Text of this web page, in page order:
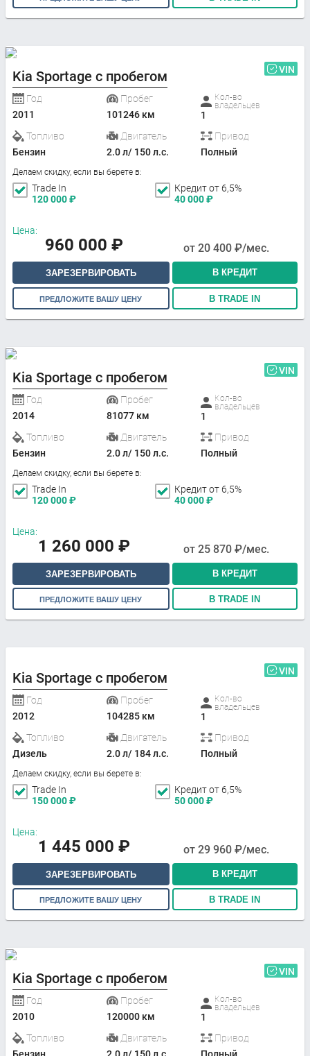
Kia Sportage с пробегом VIN
Год
2011
Пробег
101246 км
Кол-во
владельцев
1
Топливо
Бензин
Двигатель
2.0 л/ 150 л.с.
Привод
Полный
Делаем скидку, если вы берете в:
Trade In
120 000₽
Кредит от 6,5%
40 000₽
Цена:
960 000 ₽ от 20 400 ₽/мес.
ЗАРЕЗЕРВИРОВАТЬ В КРЕДИТ
ПРЕДЛОЖИТЕ ВАШУ ЦЕНУ В TRADE IN
Kia Sportage с пробегом VIN
Год
2014
Пробег
81077 км
Кол-во
владельцев
1
Топливо
Бензин
Двигатель
2.0 л/ 150 л.с.
Привод
Полный
Делаем скидку, если вы берете в:
Trade In
120 000₽
Кредит от 6,5%
40 000₽
Цена:
1 260 000 ₽ от 25 870 ₽/мес.
ЗАРЕЗЕРВИРОВАТЬ В КРЕДИТ
ПРЕДЛОЖИТЕ ВАШУ ЦЕНУ В TRADE IN
Kia Sportage с пробегом VIN
Год
2012
Пробег
104285 км
Кол-во
владельцев
1
Топливо
Дизель
Двигатель
2.0 л/ 184 л.с.
Привод
Полный
Делаем скидку, если вы берете в:
Trade In
150 000₽
Кредит от 6,5%
50 000₽
Цена:
1 445 000 ₽ от 29 960 ₽/мес.
ЗАРЕЗЕРВИРОВАТЬ В КРЕДИТ
ПРЕДЛОЖИТЕ ВАШУ ЦЕНУ В TRADE IN
Kia Sportage с пробегом VIN
Год
2010
Пробег
120000 км
Кол-во
владельцев
1
Топливо
Двигатель
Привод